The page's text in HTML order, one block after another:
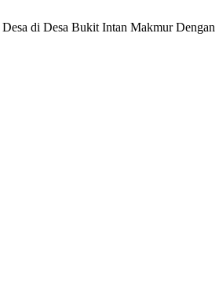
Desa di Desa Bukit Intan Makmur